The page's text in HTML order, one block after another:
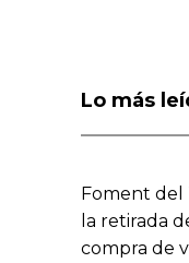
Lo más
Foment del
la retirada
compra de